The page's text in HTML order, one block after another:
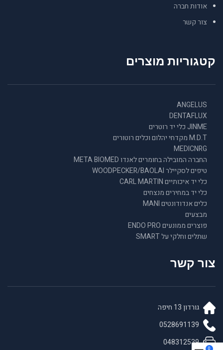
אודות חברה
צור קשר
קטגוריות מוצרים
ANGELUS
DENTAFLUX
JINME כלי יד רוטרים
M.D.T מקדחי יהלום וכלים רוטורים
MEDICNRG
החברה המובילה בחומרים לאנדו META BIOMED
טיפים לסקיילר WOODPECKER/BAOLAI
כלי יד איכותיים CARL MARTIN
כלי יד במחירים מנצחים
כלים אנדודונטים MANI
מבצעים
פוצרים ממונעים ENDO PRO
שתלים וחלקי על SMART
צור קשר
גורדון 13 חיפה
0528691139
048312539